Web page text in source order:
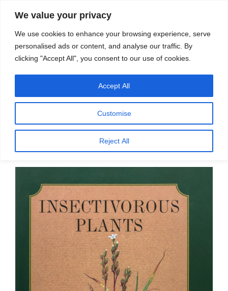
We value your privacy
We use cookies to enhance your browsing experience, serve
personalised ads or content, and analyse our traffic. By
clicking "Accept All", you consent to our use of cookies.
Customise
Reject All
Accept All
स्रोत
मेनू
प्रकाशित
खुद का भोजन बनाने वाले पौधे शिकारी कैसे बन
गए?